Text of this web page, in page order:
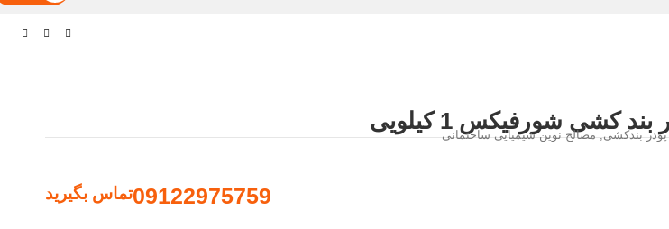
بند کشی شورفیکس 1 کیلویی
پودر بندکشی, مصالح نوین شیمیایی ساختمانی
09122975759تماس بگیرید